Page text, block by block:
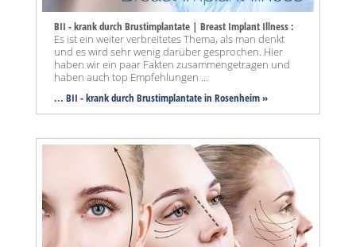
BII - krank durch Brustimplantate | Breast Implant Illness :
Es ist ein weiter verbreitetes Thema, als man denkt
und es wird sehr wenig darüber gesprochen. Hier
haben wir ein paar Fakten zusammengetragen und
haben auch top Empfehlungen ...
... BII - krank durch Brustimplantate in Rosenheim »